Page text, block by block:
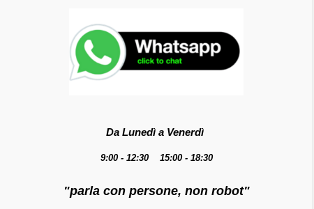
Da Lunedì a Venerdì
9:00 - 12:30 15:00 - 18:30
"parla con persone, non robot"